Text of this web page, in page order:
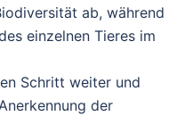
ab, während
einzelnen Tieres im
Schritt weiter und
der